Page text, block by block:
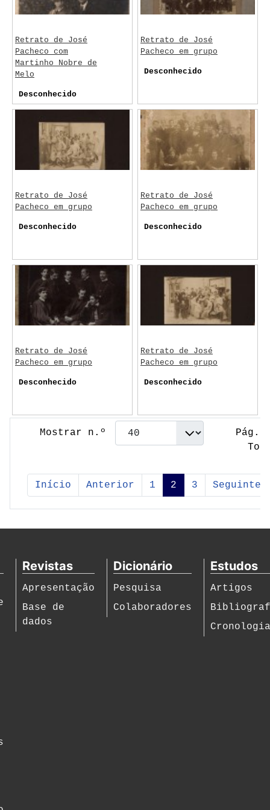
Mostrar n.º
Pág.
Início Anterior 1 2 3 Seguinte
Retrato de José
Pacheco com
Martinho Nobre de
Melo
Desconhecido
Retrato de José
Pacheco em grupo
Desconhecido
Retrato de José
Pacheco em grupo
Desconhecido
Retrato de José
Pacheco em grupo
Desconhecido
Retrato de José
Pacheco em grupo
Desconhecido
Retrato de José
Pacheco em grupo
Desconhecido
Revistas
Apresentação
Base de
dados
Dicionário
Pesquisa
Colaboradores
Estudos
Artigos